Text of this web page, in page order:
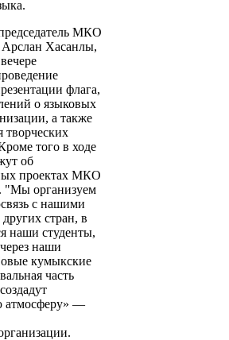
МКО
Хасанлы,
флага,
о языковых
а также
творческих
того в ходе
об
проектах МКО
организуем
с нашими
стран, в
наши студенты,
наши
кумыкские
часть
атмосферу» —